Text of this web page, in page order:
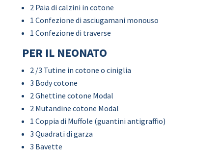
2 Paia di calzini in cotone
1 Confezione di asciugamani monouso
1 Confezione di traverse
PER IL NEONATO
2 /3 Tutine in cotone o ciniglia
3 Body cotone
2 Ghettine cotone Modal
2 Mutandine cotone Modal
1 Coppia di Muffole (guantini antigraffio)
3 Quadrati di garza
3 Bavette